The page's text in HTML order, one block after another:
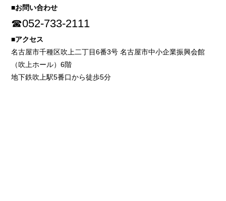
■お問い合わせ
☎052-733-2111
■アクセス
名古屋市千種区吹上二丁目6番3号 名古屋市中小企業振興会館
（吹上ホール）6階
地下鉄吹上駅5番口から徒歩5分